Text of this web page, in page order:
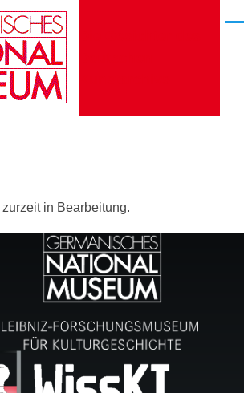
in Bearbeitung.